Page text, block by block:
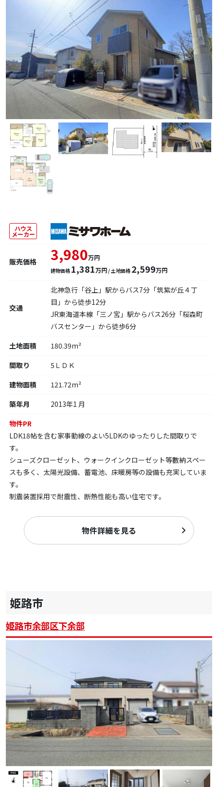
ハウス
メーカー
販売価格 3,980万円
建物価格 1,381万円 / 土地価格 2,599万円
交通
北神急行「谷上」駅からバス7分「筑紫が丘４丁
目」から徒歩12分
JR東海道本線「三ノ宮」駅からバス26分「桜森町
バスセンター」から徒歩6分
土地面積
180.39m²
間取り
5ＬＤＫ
建物面積
121.72m²
築年月
2013年1 月
物件PR
LDK18帖を含む家事動線のよい5LDKのゆったりした間取りで
す。
シューズクローゼット、ウォークインクローゼット等數納スペー
スも多く、太陽光設備、蓄電池、床暖房等の設備も充実していま
す。
制震装置採用で耐震性、断熱性能も高い住宅です。
物件詳細を見る
姫路市
姫路市余部区下余部